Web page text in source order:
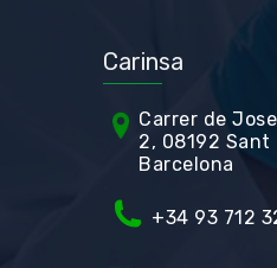
Carinsa
Carrer de Jos
2, 08192
Barcelona
+34 93 712